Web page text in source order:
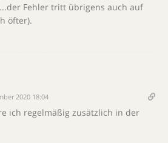
Fehler tritt übrigens auch auf
öfter).
2020 18:04
ich regelmäßig zusätzlich in der